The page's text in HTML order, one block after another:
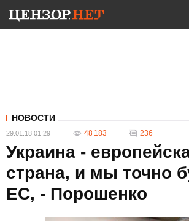
НОВОСТИ
29.01.18 01:29 48 183 236
Украина -
страна, и мы точно
ЕС, - Порошенко